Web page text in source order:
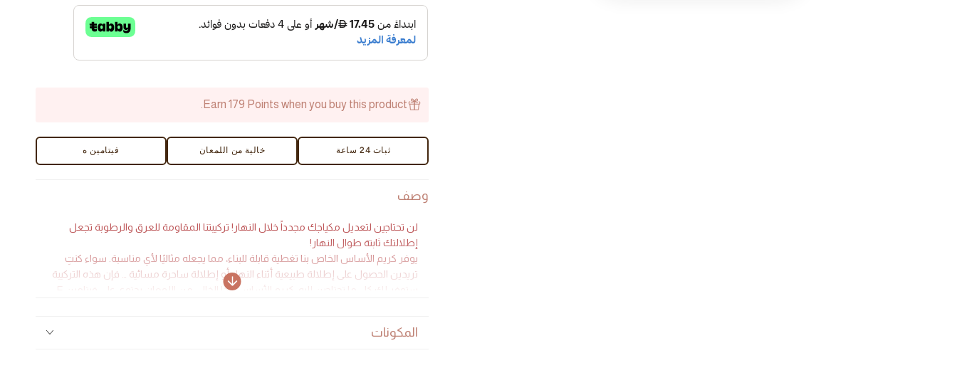
Matte
Foundation
-
Matte
Foundation
-
Earn 179 Points when you buy this product.
ثبات 24 ساعة خالية من اللمعان فيتامين ه
وصف
لن تحتاجين لتعديل مكياجك مجدداً خلال النهار! تركيبتنا المقاومة للعرق والرطوبة تجعل
إطلالتك ثابتة طوال النهار!
يوفر كريم الأساس الخاص بنا تغطية قابلة للبناء، مما يجعله مثاليًا لأي مناسبة. سواء كنتِ
تريدين الحصول على إطلالة طبيعية أثناء النهار أو إطلالة ساحرة مسائية … فإن هذه التركيبة
المكونات